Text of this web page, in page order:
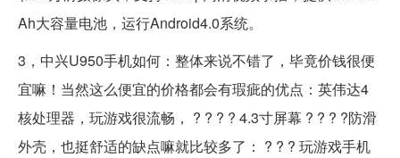
Ah大容量电池，运行Android4.0系统。
3，中兴U950手机如何：整体来说不错了，毕竟价钱很便
宜嘛！当然这么便宜的价格都会有瑕疵的优点：英伟达4
核处理器，玩游戏很流畅， ? ? ? ? 4.3寸屏幕 ? ? ? ?防滑
外壳，也挺舒适的缺点嘛就比较多了： ? ? ? 玩游戏手机